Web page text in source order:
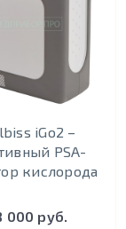
iGo2 –
PSA-
кислорода
000 руб.